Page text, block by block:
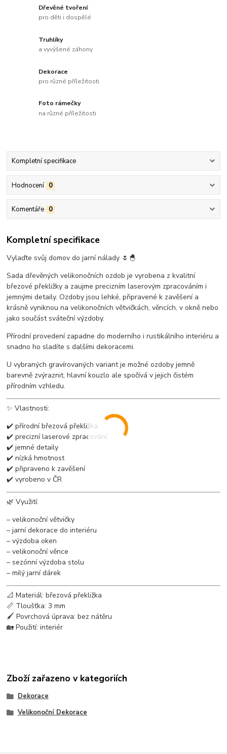
Dřevěné tvoření
pro děti i dospělé
Truhlíky
a vyvýšené záhony
Dekorace
pro různé příležitosti
Foto rámečky
na různé příležitosti
Kompletní specifikace
Hodnocení 0
Komentáře 0
Kompletní specifikace
Vylaďte svůj domov do jarní nálady 🌷🐣
Sada dřevěných velikonočních ozdob je vyrobena z kvalitní
březové překližky a zaujme precizním laserovým zpracováním i
jemnými detaily. Ozdoby jsou lehké, připravené k zavěšení a
krásně vyniknou na velikonočních větvičkách, věncích, v okně nebo
jako součást sváteční výzdoby.
Přírodní provedení zapadne do moderního i rustikálního interiéru a
snadno ho sladíte s dalšími dekoracemi.
U vybraných gravírovaných variant je možné ozdoby jemně
barevně zvýraznit, hlavní kouzlo ale spočívá v jejich čistém
přírodním vzhledu.
✨ Vlastnosti:
✔️ přírodní březová překližka
✔️ precizní laserové zpracování
✔️ jemné detaily
✔️ nízká hmotnost
✔️ připraveno k zavěšení
✔️ vyrobeno v ČR
🌿 Využití:
– velikonoční větvičky
– jarní dekorace do interiéru
– výzdoba oken
– velikonoční věnce
– sezónní výzdoba stolu
– milý jarní dárek
📐 Materiál: březová překližka
📏 Tloušťka: 3 mm
🖌 Povrchová úprava: bez nátěru
🏡 Použití: interiér
Zboží zařazeno v kategoriích
Dekorace
Velikonoční Dekorace